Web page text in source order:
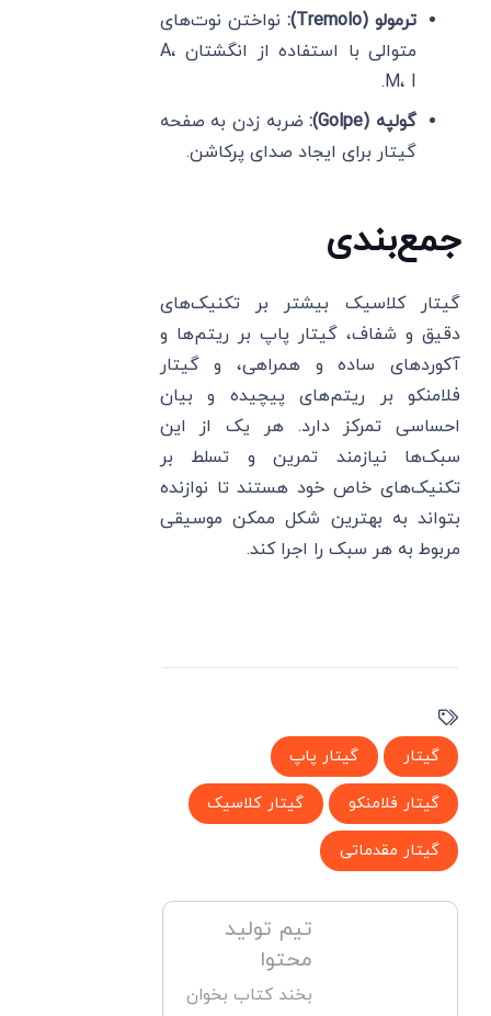
ترمولو (Tremolo):
نواختن نوت‌های
متوالی با استفاده از انگشتان A،
M، I.
گولپه (Golpe):
ضربه زدن به صفحه
گیتار برای ایجاد صدای پرکاشن.
جمع‌بندی
گیتار کلاسیک بیشتر بر تکنیک‌های
دقیق و شفاف، گیتار پاپ بر ریتم‌ها و
آکوردهای ساده و همراهی، و گیتار
فلامنکو بر ریتم‌های پیچیده و بیان
احساسی تمرکز دارد. هر یک از این
سبک‌ها نیازمند تمرین و تسلط بر
تکنیک‌های خاص خود هستند تا نوازنده
بتواند به بهترین شکل ممکن موسیقی
مربوط به هر سبک را اجرا کند.
گیتار گیتار پاپ
گیتار فلامنکو گیتار کلاسیک
گیتار مقدماتی
تیم تولید
محتوا
بخند کتاب بخوان